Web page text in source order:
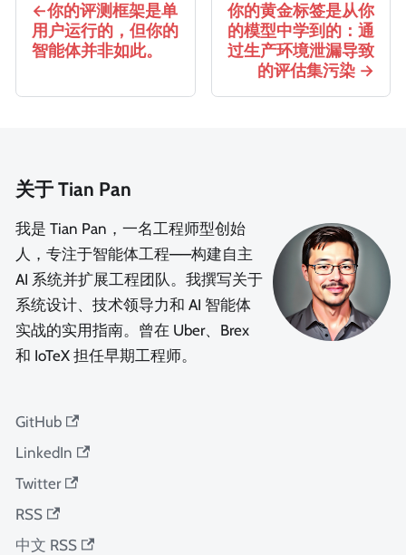
你的评测框架是单
用户运行的，但你的
智能体并非如此。
你的黄金标签是从你
的模型中学到的：通
过生产环境泄漏导致
的评估集污染
关于 Tian Pan
我是 Tian Pan，一名工程师型创始
人，专注于智能体工程——构建自主
AI 系统并扩展工程团队。我撰写关于
系统设计、技术领导力和 AI 智能体
实战的实用指南。曾在 Uber、Brex
和 IoTeX 担任早期工程师。
GitHub
LinkedIn
Twitter
RSS
中文 RSS